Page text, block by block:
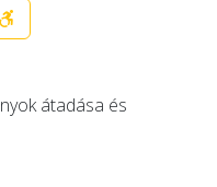
átadása és